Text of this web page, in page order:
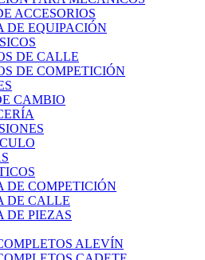
ACCESORIOS
DE EQUIPACIÓN
DE CALLE
DE COMPETICIÓN
CAMBIO
DE COMPETICIÓN
DE CALLE
DE PIEZAS
ALEVÍN